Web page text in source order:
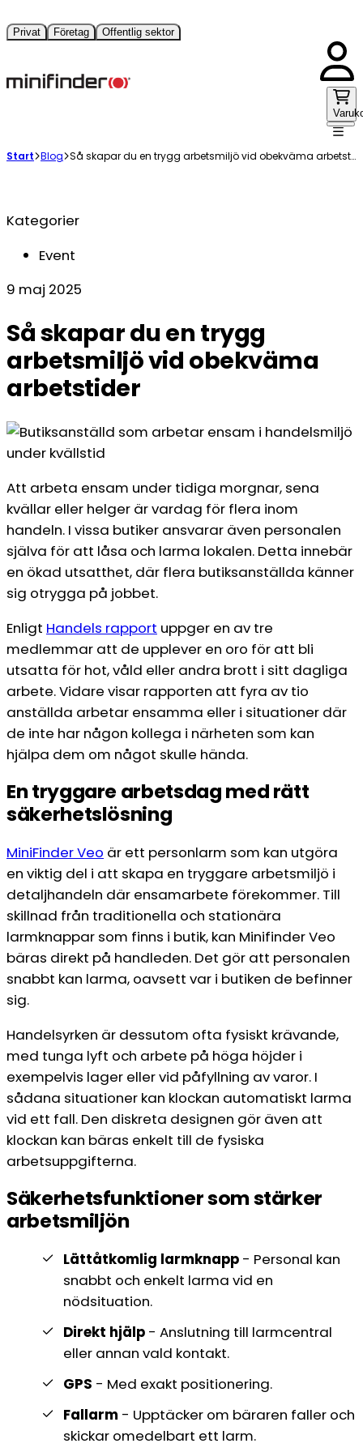
Privat Företag Offentlig sektor
Start Blog Så skapar du en trygg arbetsmiljö vid obekväma arbetstider
Kategorier
Event
9 maj 2025
Så skapar du en trygg
arbetsmiljö vid obekväma
arbetstider
Att arbeta ensam under tidiga morgnar, sena
kvällar eller helger är vardag för flera inom
handeln. I vissa butiker ansvarar även personalen
själva för att låsa och larma lokalen. Detta innebär
en ökad utsatthet, där flera butiksanställda känner
sig otrygga på jobbet.
Enligt Handels rapport uppger en av tre
medlemmar att de upplever en oro för att bli
utsatta för hot, våld eller andra brott i sitt dagliga
arbete. Vidare visar rapporten att fyra av tio
anställda arbetar ensamma eller i situationer där
de inte har någon kollega i närheten som kan
hjälpa dem om något skulle hända.
En tryggare arbetsdag med rätt
säkerhetslösning
MiniFinder Veo är ett personlarm som kan utgöra
en viktig del i att skapa en tryggare arbetsmiljö i
detaljhandeln där ensamarbete förekommer. Till
skillnad från traditionella och stationära
larmknappar som finns i butik, kan Minifinder Veo
bäras direkt på handleden. Det gör att personalen
snabbt kan larma, oavsett var i butiken de befinner
sig.
Handelsyrken är dessutom ofta fysiskt krävande,
med tunga lyft och arbete på höga höjder i
exempelvis lager eller vid påfyllning av varor. I
sådana situationer kan klockan automatiskt larma
vid ett fall. Den diskreta designen gör även att
klockan kan bäras enkelt till de fysiska
arbetsuppgifterna.
Säkerhetsfunktioner som stärker
arbetsmiljön
Lättåtkomlig larmknapp - Personal kan
snabbt och enkelt larma vid en
nödsituation.
Direkt hjälp - Anslutning till larmcentral
eller annan vald kontakt.
GPS - Med exakt positionering.
Fallarm - Upptäcker om bäraren faller och
skickar omedelbart ett larm.